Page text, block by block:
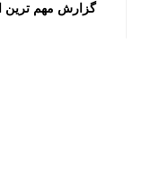
گزارش مهم ترین